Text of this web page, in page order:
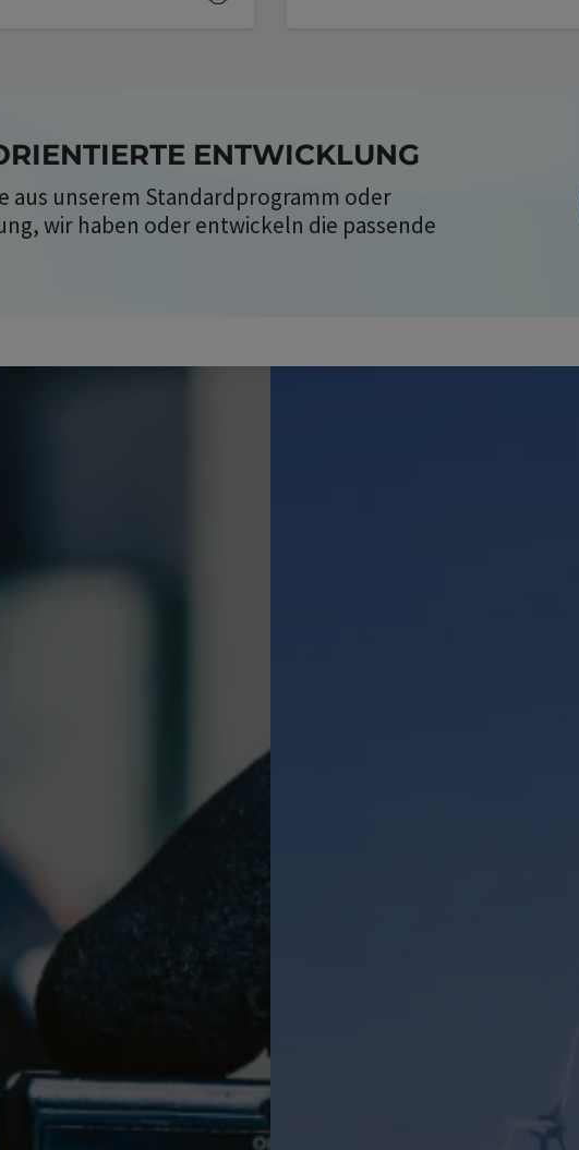
ENTWICKLUNG
aus unserem Standardprogramm oder
wir haben oder entwickeln die passende